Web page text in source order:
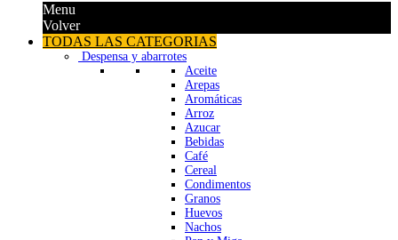
Menu
Volver
TODAS LAS CATEGORIAS
Despensa y abarrotes
Aceite
Arepas
Aromáticas
Arroz
Azucar
Bebidas
Café
Cereal
Condimentos
Granos
Huevos
Nachos